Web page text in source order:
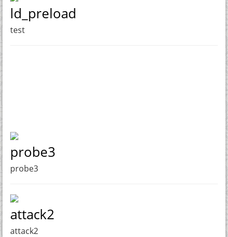
ld_preload
test
probe3
probe3
attack2
attack2